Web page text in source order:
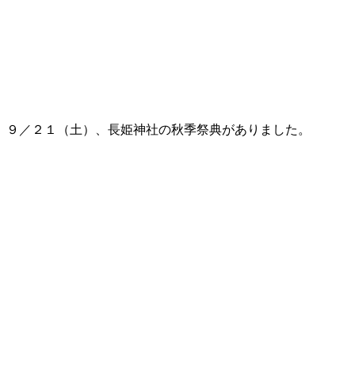
９／２１（土）、長姫神社の秋季祭典がありました。